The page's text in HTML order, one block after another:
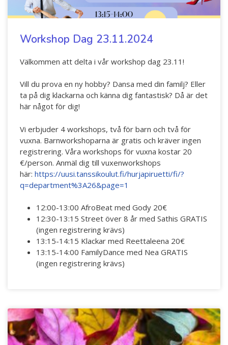
Workshop Dag 23.11.2024
Välkommen att delta i vår workshop dag 23.11!
Vill du prova en ny hobby? Dansa med din familj? Eller
ta på dig klackarna och känna dig fantastisk? Då är det
här något för dig!
Vi erbjuder 4 workshops, två för barn och två för
vuxna. Barnworkshoparna är gratis och kräver ingen
registrering. Våra workshops för vuxna kostar 20
€/person. Anmäl dig till vuxenworkshops
här: https://uusi.tanssikoulut.fi/hurjapiruetti/fi/?
q=department%3A26&page=1
12:00-13:00 AfroBeat med Gody 20€
12:30-13:15 Street över 8 år med Sathis GRATIS
(ingen registrering krävs)
13:15-14:15 Klackar med Reettaleena 20€
13:15-14:00 FamilyDance med Nea GRATIS
(ingen registrering krävs)